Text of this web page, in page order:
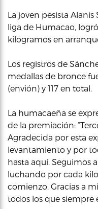
La joven pesista
liga de Humacao,
kilogramos en
Los registros de
medallas de bronce
(envión) y 117 en total.
La humacaeña se
de la premiación:
Agradecida por esta
levantamiento y por
hasta aquí. Seguimos
luchando por cada
comienzo. Gracias a
todos los que siempre